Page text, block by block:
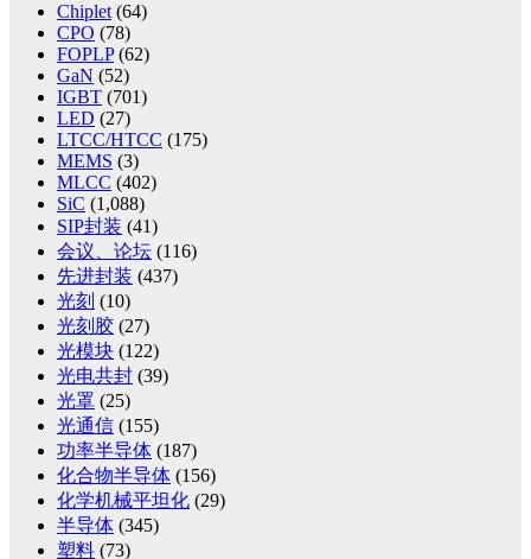
Chiplet (64)
CPO (78)
FOPLP(62)
GaN (52)
IGBT (701)
LED (27)
LTCC/HTCC (175)
MEMS (3)
MLCC (402)
SiC (1,088)
SIP封装 (41)
会议、论坛 (116)
先进封装 (437)
光刻 (10)
光刻胶 (27)
光模块 (122)
光电共封 (39)
光罩 (25)
光通信 (155)
功率半导体 (187)
化合物半导体 (156)
化学机械平坦化 (29)
半导体 (345)
塑料 (73)